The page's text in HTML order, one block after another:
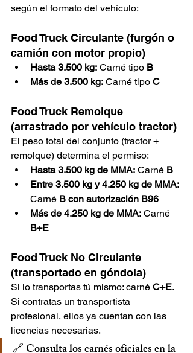
según el formato del vehículo:
Food Truck Circulante (furgón o
camión con motor propio)
Hasta 3.500 kg: Carné tipo B
Más de 3.500 kg: Carné tipo C
Food Truck Remolque
(arrastrado por vehículo tractor)
El peso total del conjunto (tractor +
remolque) determina el permiso:
Hasta 3.500 kg de MMA: Carné B
Entre 3.500 kg y 4.250 kg de MMA:
Carné B con autorización B96
Más de 4.250 kg de MMA: Carné
B+E
Food Truck No Circulante
(transportado en góndola)
Si lo transportas tú mismo: carné C+E.
Si contratas un transportista
profesional, ellos ya cuentan con las
licencias necesarias.